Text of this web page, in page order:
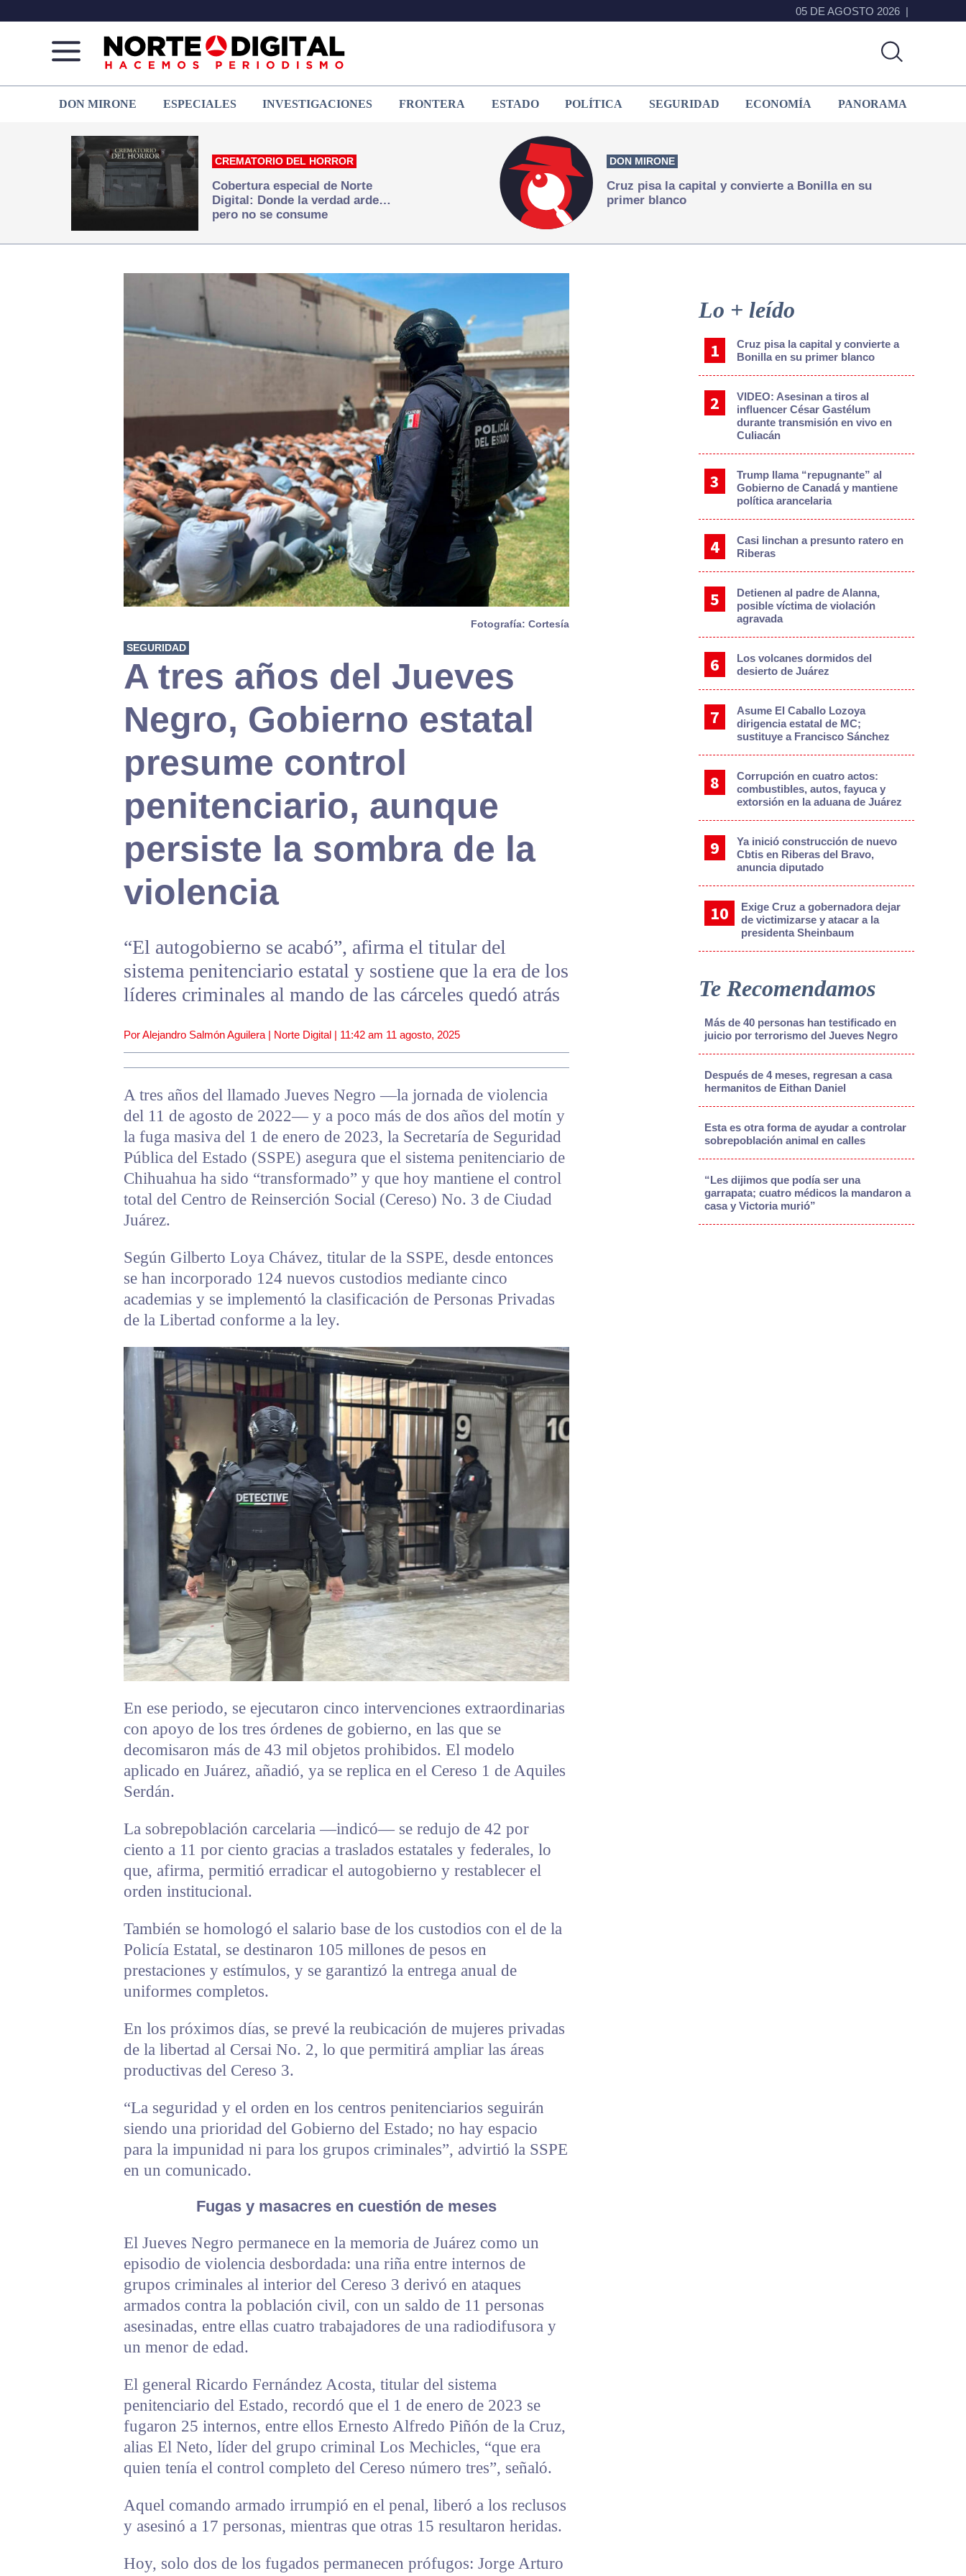
05 DE AGOSTO 2026
de
Juárez
que
hacemos periodismo
DON MIRONE ESPECIALES INVESTIGACIONES FRONTERA ESTADO POLÍTICA SEGURIDAD ECONOMÍA PANORAMA
CREMATORIO DEL HORROR
Cobertura especial de Norte
Digital: Donde la verdad arde…
pero no se consume
DON MIRONE
Cruz pisa la capital y convierte a Bonilla en su
primer blanco
Fotografía: Cortesía
SEGURIDAD
A tres años del Jueves
Negro, Gobierno estatal
presume control
penitenciario, aunque
persiste la sombra de la
violencia
“El autogobierno se acabó”, afirma el titular del
sistema penitenciario estatal y sostiene que la era de los
líderes criminales al mando de las cárceles quedó atrás
Por Alejandro Salmón Aguilera | Norte Digital | 11:42 am 11 agosto, 2025
A tres años del llamado Jueves Negro —la jornada de violencia
del 11 de agosto de 2022— y a poco más de dos años del motín y
la fuga masiva del 1 de enero de 2023, la Secretaría de Seguridad
Pública del Estado (SSPE) asegura que el sistema penitenciario de
Chihuahua ha sido “transformado” y que hoy mantiene el control
total del Centro de Reinserción Social (Cereso) No. 3 de Ciudad
Juárez.
Según Gilberto Loya Chávez, titular de la SSPE, desde entonces
se han incorporado 124 nuevos custodios mediante cinco
academias y se implementó la clasificación de Personas Privadas
de la Libertad conforme a la ley.
En ese periodo, se ejecutaron cinco intervenciones extraordinarias
con apoyo de los tres órdenes de gobierno, en las que se
decomisaron más de 43 mil objetos prohibidos. El modelo
aplicado en Juárez, añadió, ya se replica en el Cereso 1 de Aquiles
Serdán.
La sobrepoblación carcelaria —indicó— se redujo de 42 por
ciento a 11 por ciento gracias a traslados estatales y federales, lo
que, afirma, permitió erradicar el autogobierno y restablecer el
orden institucional.
También se homologó el salario base de los custodios con el de la
Policía Estatal, se destinaron 105 millones de pesos en
prestaciones y estímulos, y se garantizó la entrega anual de
uniformes completos.
En los próximos días, se prevé la reubicación de mujeres privadas
de la libertad al Cersai No. 2, lo que permitirá ampliar las áreas
productivas del Cereso 3.
“La seguridad y el orden en los centros penitenciarios seguirán
siendo una prioridad del Gobierno del Estado; no hay espacio
para la impunidad ni para los grupos criminales”, advirtió la SSPE
en un comunicado.
Fugas y masacres en cuestión de meses
El Jueves Negro permanece en la memoria de Juárez como un
episodio de violencia desbordada: una riña entre internos de
grupos criminales al interior del Cereso 3 derivó en ataques
armados contra la población civil, con un saldo de 11 personas
asesinadas, entre ellas cuatro trabajadores de una radiodifusora y
un menor de edad.
El general Ricardo Fernández Acosta, titular del sistema
penitenciario del Estado, recordó que el 1 de enero de 2023 se
fugaron 25 internos, entre ellos Ernesto Alfredo Piñón de la Cruz,
alias El Neto, líder del grupo criminal Los Mechicles, “que era
quien tenía el control completo del Cereso número tres”, señaló.
Aquel comando armado irrumpió en el penal, liberó a los reclusos
y asesinó a 17 personas, mientras que otras 15 resultaron heridas.
Hoy, solo dos de los fugados permanecen prófugos: Jorge Arturo
Sidebar
Lo + leído
Cruz pisa la capital y convierte a
Bonilla en su primer blanco
VIDEO: Asesinan a tiros al
influencer César Gastélum
durante transmisión en vivo en
Culiacán
Trump llama “repugnante” al
Gobierno de Canadá y mantiene
política arancelaria
Casi linchan a presunto ratero en
Riberas
Detienen al padre de Alanna,
posible víctima de violación
agravada
Los volcanes dormidos del
desierto de Juárez
Asume El Caballo Lozoya
dirigencia estatal de MC;
sustituye a Francisco Sánchez
Corrupción en cuatro actos:
combustibles, autos, fayuca y
extorsión en la aduana de Juárez
Ya inició construcción de nuevo
Cbtis en Riberas del Bravo,
anuncia diputado
Exige Cruz a gobernadora dejar
de victimizarse y atacar a la
presidenta Sheinbaum
Te Recomendamos
Más de 40 personas han testificado en
juicio por terrorismo del Jueves Negro
Después de 4 meses, regresan a casa
hermanitos de Eithan Daniel
Esta es otra forma de ayudar a controlar
sobrepoblación animal en calles
“Les dijimos que podía ser una
garrapata; cuatro médicos la mandaron a
casa y Victoria murió”